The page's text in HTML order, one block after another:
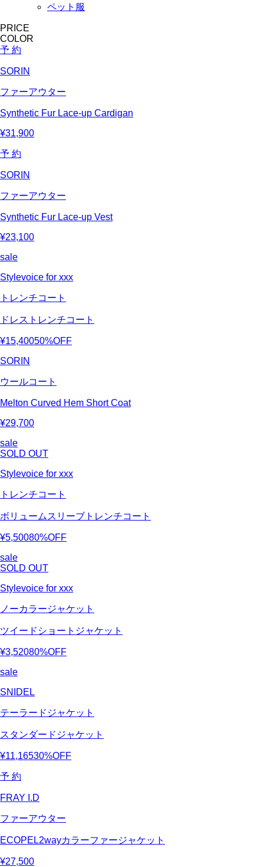
ペット服
PRICE
COLOR
予 約
SORIN
ファーアウター
Synthetic Fur Lace-up Cardigan
¥31,900
予 約
SORIN
ファーアウター
Synthetic Fur Lace-up Vest
¥23,100
sale
Stylevoice for xxx
トレンチコート
ドレストレンチコート
¥15,40050%OFF
SORIN
ウールコート
Melton Curved Hem Short Coat
¥29,700
sale
SOLD OUT
Stylevoice for xxx
トレンチコート
ボリュームスリーブトレンチコート
¥5,50080%OFF
sale
SOLD OUT
Stylevoice for xxx
ノーカラージャケット
ツイードショートジャケット
¥3,52080%OFF
sale
SNIDEL
テーラードジャケット
スタンダードジャケット
¥11,16530%OFF
予 約
FRAY I.D
ファーアウター
ECOPEL2wayカラーファージャケット
¥27,500